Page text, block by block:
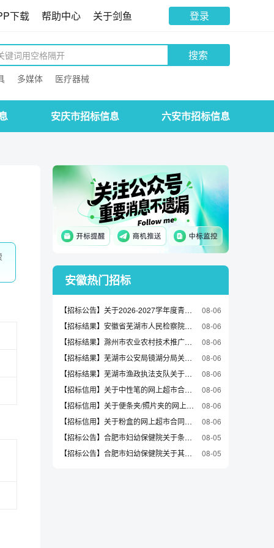
下载 帮助中心 关于剑鱼 登录
搜索
多媒体 医疗器械
安庆市招标信息 六安市招标信息
安徽热门招标
【招标公告】关于2026-2027学年度青阳县丁桥镇中心小学食堂食材配送服务项目的招标公告
08-06
【招标结果】安徽省芜湖市人民检察院关于U盘的网上超市采购项目成交公告
08-06
【招标结果】滁州市农业农村技术推广中心关于学科专用仪器设备的网上超市采购项目成交公告
08-06
【招标结果】芜湖市公安局镜湖分局关于键鼠套装的网上超市采购项目成交公告
08-06
【招标结果】芜湖市渔政执法支队关于粉盒的网上超市采购项目成交公告
08-06
【招标信用】关于中性笔的网上超市合同公告
08-06
【招标信用】关于便条夹/照片夹的网上超市合同公告
08-06
【招标信用】关于粉盒的网上超市合同公告
08-06
【招标公告】合肥市妇幼保健院关于条码打印机40台的竞价采购竞价公告竞价公告
08-05
【招标公告】合肥市妇幼保健院关于其它打印机30件的竞价采购竞价公告
08-05